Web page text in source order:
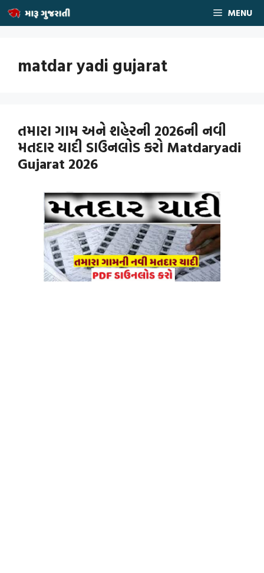
Skip
MENU
matdar yadi gujarat
તમારા ગામ અને શહેરની 2026ની નવી
મતદાર યાદી ડાઉનલોડ કરો Matdaryadi
Gujarat 2026